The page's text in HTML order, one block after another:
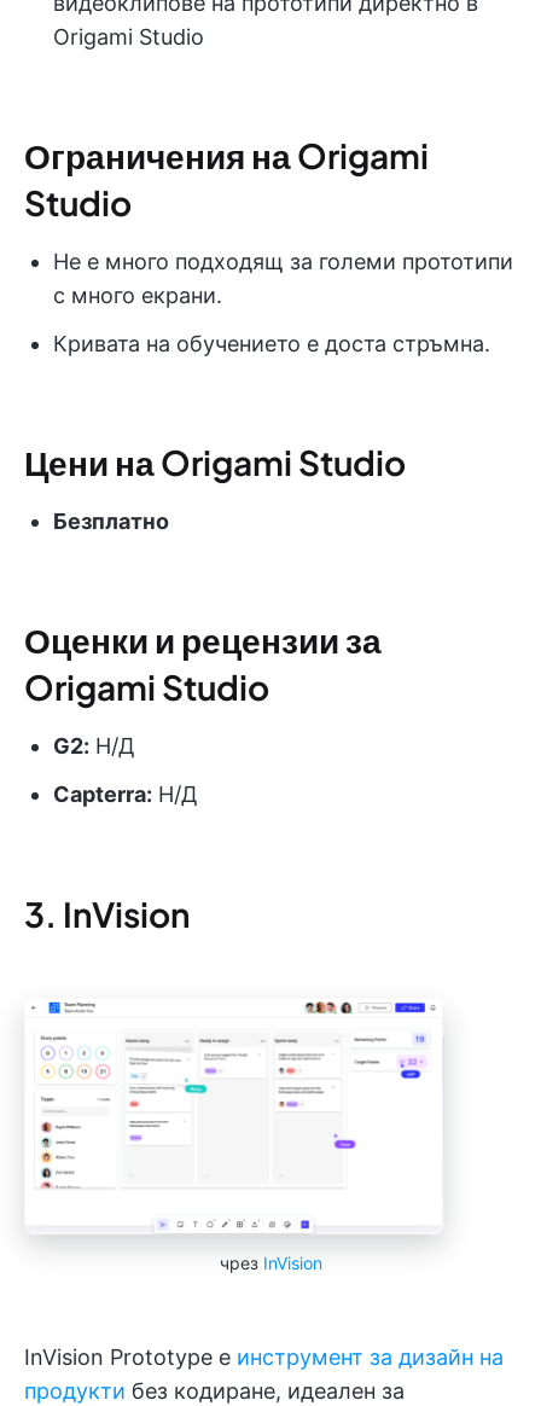
Origami Studio
Ограничения на Origami
Studio
Не е много подходящ за големи прототипи
с много екрани.
Кривата на обучението е доста стръмна.
Цени на Origami Studio
Безплатно
Оценки и рецензии за
Origami Studio
G2: Н/Д
Capterra: Н/Д
3. InVision
чрез InVision
InVision Prototype е инструмент за дизайн на
продукти без кодиране, идеален за